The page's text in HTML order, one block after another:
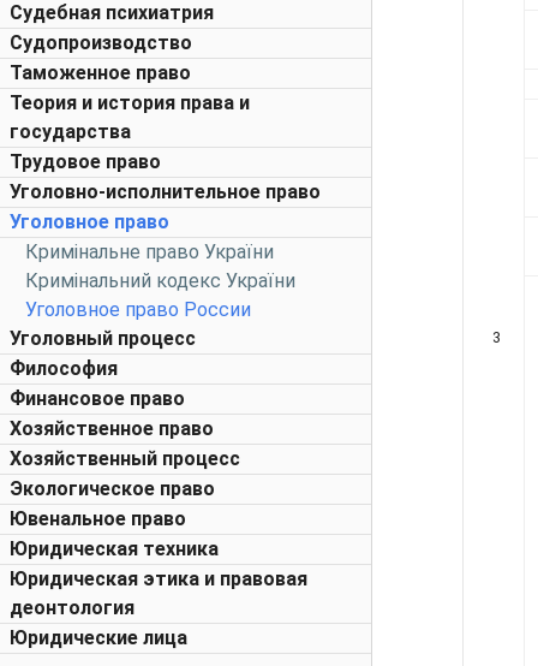
Судебная психиатрия
Судопроизводство
Таможенное право
Теория и история права и
государства
Трудовое право
Уголовно-исполнительное право
Уголовное право
Кримінальне право України
Кримінальний кодекс України
Уголовное право России
Уголовный процесс
Философия
Финансовое право
Хозяйственное право
Хозяйственный процесс
Экологическое право
Ювенальное право
Юридическая техника
Юридическая этика и правовая
деонтология
Юридические лица
3